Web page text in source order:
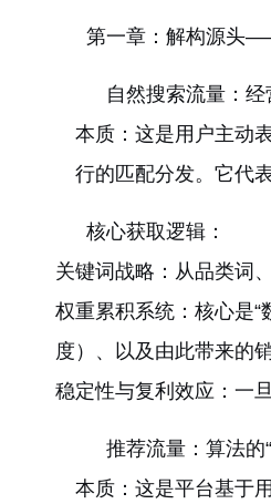
第一章：解构源头
自然搜索流量：经
本质：这是用户主动
行的匹配分发。它代
核心获取逻辑：
关键词战略：从品类词
权重累积系统：核心是
度）、以及由此带来的
稳定性与复利效应：一
推荐流量：算法的
本质：这是平台基于